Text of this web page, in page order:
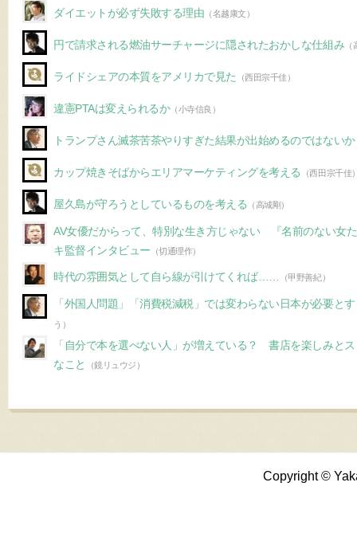
ダイエットが必ず失敗する理由 （名越康文）
円で請求される燃油サーチャージに隠されたおかしな仕組み
ライドシェアの本質をアメリカで見た （西田宗千佳）
違憲PTAは変えられるか（小寺信良）
トランプさん滅茶苦茶やりすぎた結果が出始めるのではない
カップ焼きそばからエリアマーケティングを考える （西田宗千佳
屋久島が守ろうとしているものを考える （高城剛）
AV女優だからって、特別な生き方じゃない 『名前のない女
キ監督インタビュー （切通理作）
時代の雰囲気として自ら線が引けてくれば…… （甲野善紀）
「外国人問題」「消費税減税」では変わらない日本が必要と
う）
「自分で本を選べない人」が増えている？ 書店を楽しみと
なこと
（鏡リュウジ）
Copyright ©